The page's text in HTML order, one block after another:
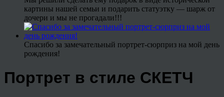
картины нашей семьи и подарить статуэтку — шарж от
дочери и мы не прогадали!!!
Спасибо за замечательный портрет-сюрприз на мой день
рождения!
Портрет в стиле СКЕТЧ